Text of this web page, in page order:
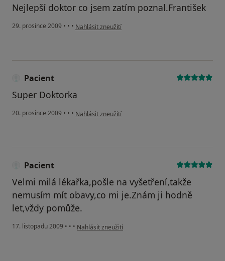
Nejlepší doktor co jsem zatím poznal.František
29. prosince 2009 • • • podle názoru uživatele Pacient
Nahlásit zneužití
Pacient
Super Doktorka
20. prosince 2009 • • • podle názoru uživatele Pacient
Nahlásit zneužití
Pacient
Velmi milá lékařka,pošle na vyšetření,takže
nemusím mít obavy,co mi je.Znám ji hodně
let,vždy pomůže.
17. listopadu 2009 • • • podle názoru uživatele Pacient
Nahlásit zneužití